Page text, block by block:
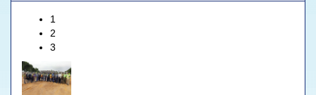
1
2
3